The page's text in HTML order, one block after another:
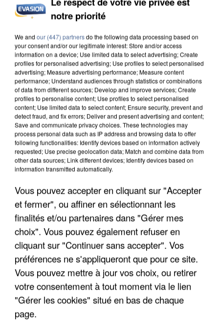
INCENDIES : L’ÎLE-DE-FRANCE LANCE UN ÉLAN
APRÈS TOUTES CES CANICULES, LES REFUGES
DE FAUNE SAUVAGE SONT...
notre priorité
We and our (447) partnersdo the following data processing based on
your consent and/or our legitimate interest: Store and/or access
information on a device; Use limited data to select advertising; Create
profiles for personalised advertising; Use profiles to select personalised
advertising; Measure advertising performance; Measure content
performance; Understand audiences through statistics or combinations
of data from different sources; Develop and improve services; Create
profiles to personalise content; Use profiles to select personalised
content; Use limited data to select content; Ensure security, prevent and
detect fraud, and fix errors; Deliver and present advertising and content;
Save and communicate privacy choices. These technologies may
process personal data such as IP address and browsing data to offer
following functionalities: Identify devices based on information actively
requested; Use precise geolocation data; Match and combine data from
other data sources; Link different devices; Identify devices based on
information transmitted automatically.
Vous pouvez accepter en cliquant sur "Accepter
et fermer", ou affiner en sélectionnant les
finalités et/ou partenaires dans "Gérer mes
choix". Vous pouvez également refuser en
cliquant sur "Continuer sans accepter". Vos
préférences ne s'appliqueront que pour ce site.
Vous pouvez mettre à jour vos choix, ou retirer
votre consentement à tout moment via le lien
"Gérer les cookies" situé en bas de chaque
page.